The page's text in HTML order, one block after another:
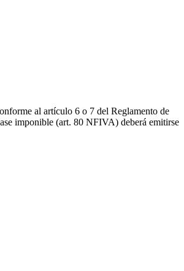
al artículo 6 o 7 del Reglamento de
imponible (art. 80 NFIVA) deberá emitirse